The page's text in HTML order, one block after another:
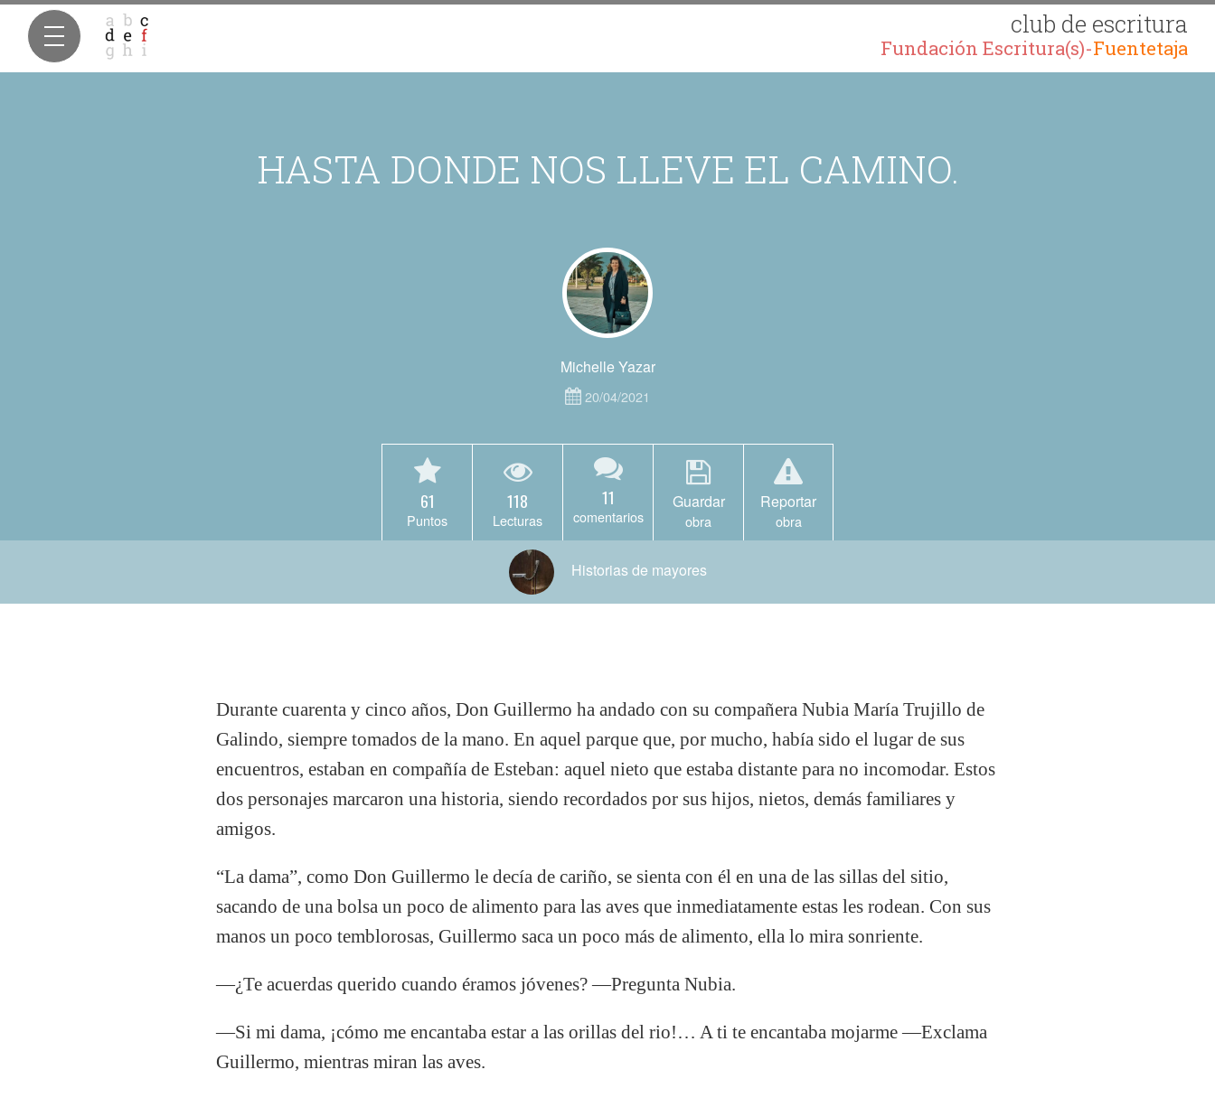
club de escritura
Fundación Escritura(s)-Fuentetaja
HASTA DONDE NOS LLEVE EL CAMINO.
Michelle Yazar
20/04/2021
61
Puntos
118
Lecturas
11
comentarios
Guardar
obra
Reportar
obra
Historias de mayores
Durante cuarenta y cinco años, Don Guillermo ha andado con su compañera Nubia María Trujillo de
Galindo, siempre tomados de la mano. En aquel parque que, por mucho, había sido el lugar de sus
encuentros, estaban en compañía de Esteban: aquel nieto que estaba distante para no incomodar. Estos
dos personajes marcaron una historia, siendo recordados por sus hijos, nietos, demás familiares y
amigos.
“La dama”, como Don Guillermo le decía de cariño, se sienta con él en una de las sillas del sitio,
sacando de una bolsa un poco de alimento para las aves que inmediatamente estas les rodean. Con sus
manos un poco temblorosas, Guillermo saca un poco más de alimento, ella lo mira sonriente.
—¿Te acuerdas querido cuando éramos jóvenes? —Pregunta Nubia.
—Si mi dama, ¡cómo me encantaba estar a las orillas del rio!… A ti te encantaba mojarme —Exclama
Guillermo, mientras miran las aves.